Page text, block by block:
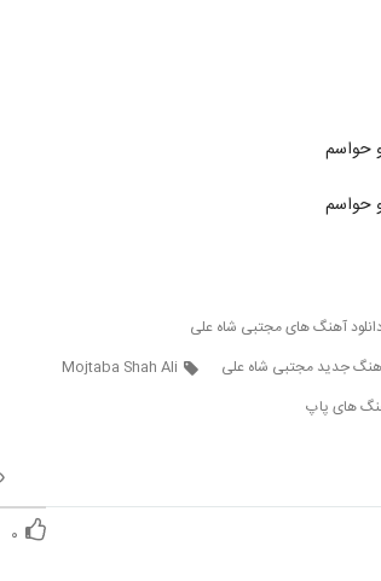
حواسم
حواسم
آهنگ های مجتبی شاه علی
جدید مجتبی شاه علی
Mojtaba Shah Ali
های پاپ
۰